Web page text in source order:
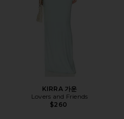
KIRRA 가운
Lovers and Friends
$260